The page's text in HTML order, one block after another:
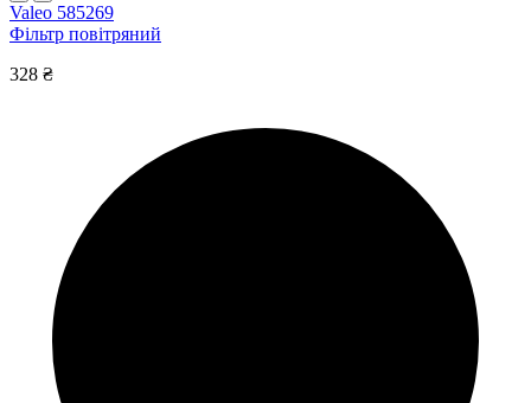
Valeo 585269
Фільтр повітряний
328 ₴